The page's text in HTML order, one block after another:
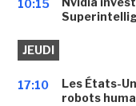
10:15
JEUDI
17:10
Les États-
robots